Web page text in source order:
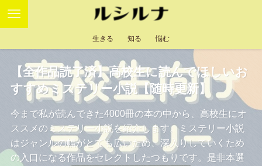
生きる 知る 悩む
【全作品読了済】高校生に読んでほしいお
すすめミステリー小説【随時更新】
今まで私が読んできた4000冊の本の中から、高校生にオ
ススメのミステリー小説を紹介します。ミステリー小説
はジャンルの幅がとても広いため、深入りしていくため
の入口になる作品をセレクトしたつもりです。是非本選